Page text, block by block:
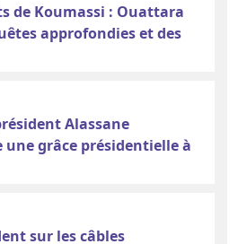
de Koumassi : Ouattara
approfondies et des
Alassane
grâce présidentielle à
sur les câbles